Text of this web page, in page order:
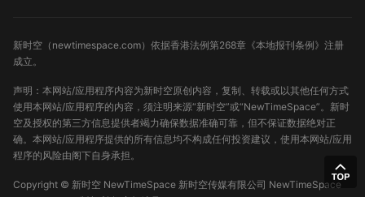
新时空（ newtimespace.com）依据香港法例第268章《本地报刊条例》注册
成立。
声明：本网站/应用程序内容为新时空原创内容，复制、转载或以其他任何方式
使用本网站/应用程序的内容，须注明来源“新时空”或“NewTimeSpace”。新时
空及授权的第三方信息提供者竭力确保数据准确可靠，但不保证数据绝对正
确。本网站/应用程序提供的所有信息均不构成任何投资建议，使用本网站/应用
程序的风险由阁下自身承担。
Copyright © 新时空 NewTimeSpace 新时空传媒有限公司 NewTimeSpace